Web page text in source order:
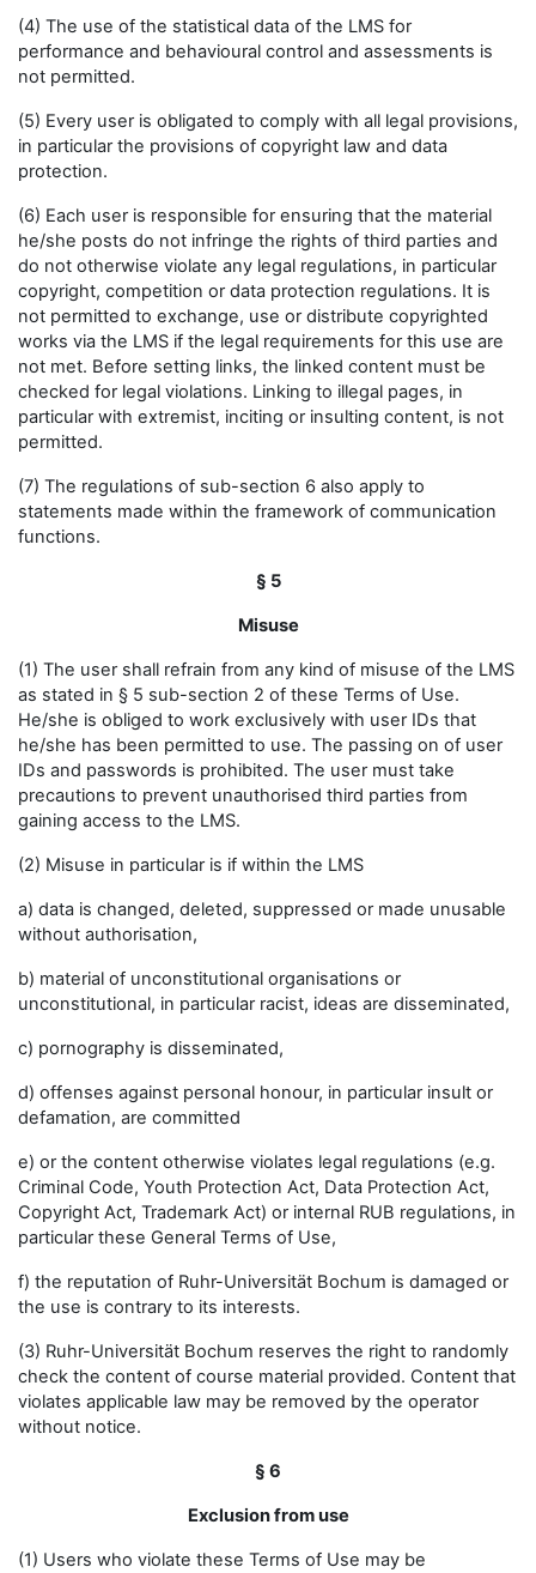
(4) The use of the statistical data of the LMS for
performance and behavioural control and assessments is
not permitted.
(5) Every user is obligated to comply with all legal provisions,
in particular the provisions of copyright law and data
protection.
(6) Each user is responsible for ensuring that the material
he/she posts do not infringe the rights of third parties and
do not otherwise violate any legal regulations, in particular
copyright, competition or data protection regulations. It is
not permitted to exchange, use or distribute copyrighted
works via the LMS if the legal requirements for this use are
not met. Before setting links, the linked content must be
checked for legal violations. Linking to illegal pages, in
particular with extremist, inciting or insulting content, is not
permitted.
(7) The regulations of sub-section 6 also apply to
statements made within the framework of communication
functions.
§ 5
Misuse
(1) The user shall refrain from any kind of misuse of the LMS
as stated in § 5 sub-section 2 of these Terms of Use.
He/she is obliged to work exclusively with user IDs that
he/she has been permitted to use. The passing on of user
IDs and passwords is prohibited. The user must take
precautions to prevent unauthorised third parties from
gaining access to the LMS.
(2) Misuse in particular is if within the LMS
a) data is changed, deleted, suppressed or made unusable
without authorisation,
b) material of unconstitutional organisations or
unconstitutional, in particular racist, ideas are disseminated,
c) pornography is disseminated,
d) offenses against personal honour, in particular insult or
defamation, are committed
e) or the content otherwise violates legal regulations (e.g.
Criminal Code, Youth Protection Act, Data Protection Act,
Copyright Act, Trademark Act) or internal RUB regulations, in
particular these General Terms of Use,
f) the reputation of Ruhr-Universität Bochum is damaged or
the use is contrary to its interests.
(3) Ruhr-Universität Bochum reserves the right to randomly
check the content of course material provided. Content that
violates applicable law may be removed by the operator
without notice.
§ 6
Exclusion from use
(1) Users who violate these Terms of Use may be